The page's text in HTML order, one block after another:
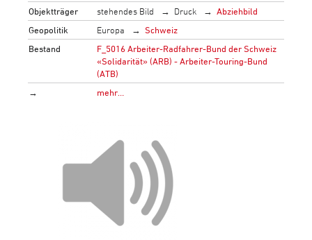
Objektträger
stehendes Bild Druck
Abziehbild
Geopolitik
Europa
Schweiz
Bestand
F_5016 Arbeiter-Radfahrer-Bund der Schweiz
«Solidarität» (ARB) - Arbeiter-Touring-Bund
(ATB)
→
mehr…